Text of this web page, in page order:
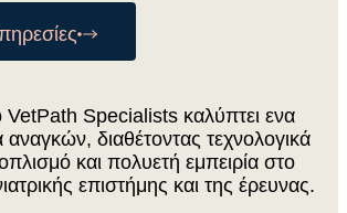
VetPath Specialists καλύπτει ενα
διαθέτοντας τεχνολογικά
και πολυετή εμπειρία στο
επιστήμης και της έρευνας.